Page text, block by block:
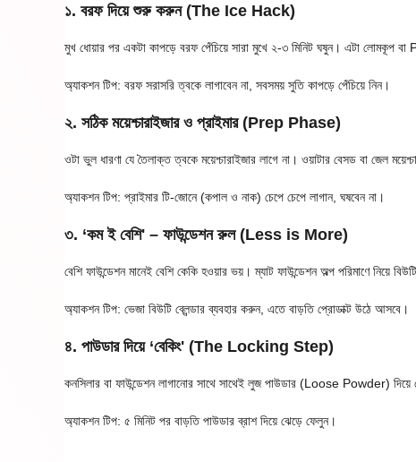
১. বরফ দিয়ে শুরু করুন (The Ice Hack)
মুখ ধোয়ার পর একটা কাপড়ে বরফ পেঁচিয়ে সারা মুখে ২-৩ মিনিট ঘষুন। এটা লোমকূপ
অ্যাকশন টিপ: বরফ সরাসরি ত্বকে লাগাবেন না, সবসময় সুতি কাপড়ে পেঁচিয়ে নিন।
২. সঠিক ময়েশ্চারাইজার ও প্রাইমার (Prep Phase)
ওটা ভুল ধারণা যে তৈলাক্ত ত্বকে ময়েশ্চারাইজার লাগে না। ওয়াটার বেসড বা জেল
অ্যাকশন টিপ: প্রাইমার টি-জোনে (কপাল ও নাক) চেপে চেপে লাগান, ঘষবেন না।
৩. ‘কম ই বেশি' – ফাউন্ডেশন রুল (Less is More)
বেশি ফাউন্ডেশন মানেই বেশি কেকি হওয়ার ভয়। ম্যাট ফাউন্ডেশন অল্প পরিমাণে নিয়ে
অ্যাকশন টিপ: ভেজা বিউটি ব্লেন্ডার ব্যবহার করুন, এতে বাড়তি প্রোডাক্ট উঠে আসবে।
৪. পাউডার দিয়ে ‘বেকিং' (The Locking Step)
কনসিলার বা ফাউন্ডেশন লাগানোর সাথে সাথেই লুজ পাউডার (Loose Powder)
অ্যাকশন টিপ: ৫ মিনিট পর বাড়তি পাউডার ব্রাশ দিয়ে ঝেড়ে ফেলুন।